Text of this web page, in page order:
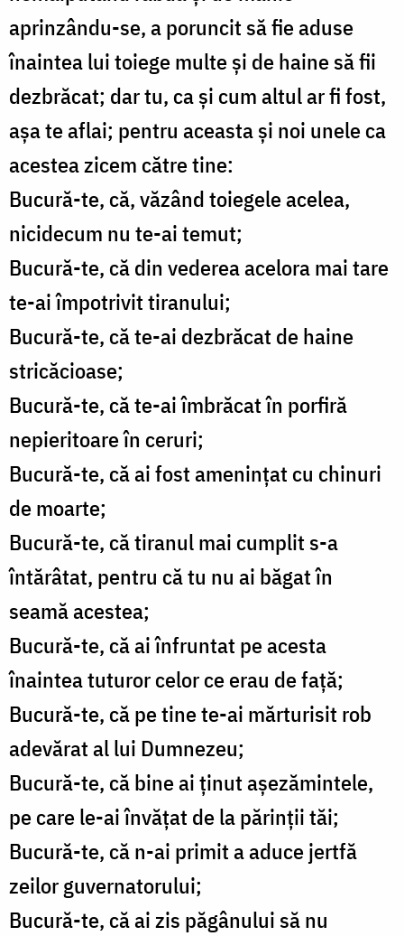
aprinzându-se, a poruncit să fie aduse
înaintea lui toiege multe şi de haine să fii
dezbrăcat; dar tu, ca şi cum altul ar fi fost,
aşa te aflai; pentru aceasta şi noi unele ca
acestea zicem către tine:
Bucură-te, că, văzând toiegele acelea,
nicidecum nu te-ai temut;
Bucură-te, că din vederea acelora mai tare
te-ai împotrivit tiranului;
Bucură-te, că te-ai dezbrăcat de haine
stricăcioase;
Bucură-te, că te-ai îmbrăcat în porfiră
nepieritoare în ceruri;
Bucură-te, că ai fost ameninţat cu chinuri
de moarte;
Bucură-te, că tiranul mai cumplit s-a
întărâtat, pentru că tu nu ai băgat în
seamă acestea;
Bucură-te, că ai înfruntat pe acesta
înaintea tuturor celor ce erau de faţă;
Bucură-te, că pe tine te-ai mărturisit rob
adevărat al lui Dumnezeu;
Bucură-te, că bine ai ţinut aşezămintele,
pe care le-ai învăţat de la părinţii tăi;
Bucură-te, că n-ai primit a aduce jertfă
zeilor guvernatorului;
Bucură-te, că ai zis păgânului să nu